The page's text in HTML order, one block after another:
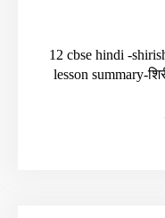
12 cbse hindi -
lesson summary-